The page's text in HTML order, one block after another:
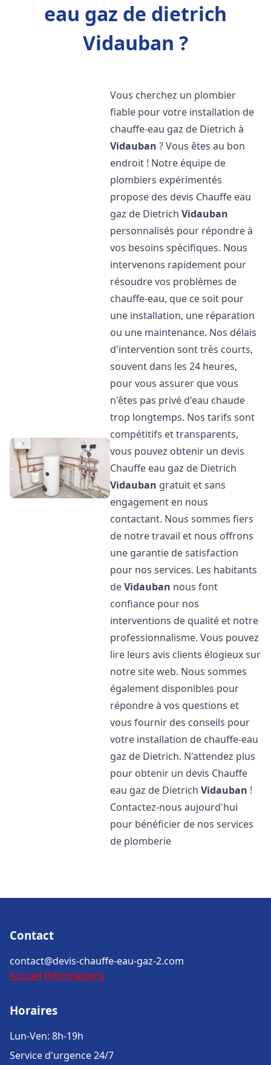
eau gaz de dietrich
Vidauban ?
Vous cherchez un plombier
fiable pour votre installation de
chauffe-eau gaz de Dietrich à
Vidauban ? Vous êtes au bon
endroit ! Notre équipe de
plombiers expérimentés
propose des devis Chauffe eau
gaz de DietrichVidauban
personnalisés pour répondre à
vos besoins spécifiques. Nous
intervenons rapidement pour
résoudre vos problèmes de
chauffe-eau, que ce soit pour
une installation, une réparation
ou une maintenance. Nos délais
d'intervention sont très courts,
souvent dans les 24 heures,
pour vous assurer que vous
n'êtes pas privé d'eau chaude
trop longtemps. Nos tarifs sont
compétitifs et transparents,
vous pouvez obtenir un devis
Chauffe eau gaz de Dietrich
Vidauban gratuit et sans
engagement en nous
contactant. Nous sommes fiers
de notre travail et nous offrons
une garantie de satisfaction
pour nos services. Les habitants
deVidauban nous font
confiance pour nos
interventions de qualité et notre
professionnalisme. Vous pouvez
lire leurs avis clients élogieux sur
notre site web. Nous sommes
également disponibles pour
répondre à vos questions et
vous fournir des conseils pour
votre installation de chauffe-eau
gaz de Dietrich. N'attendez plus
pour obtenir un devis Chauffe
eau gaz de DietrichVidauban !
Contactez-nous aujourd'hui
pour bénéficier de nos services
de plomberie
Contact
contact@devis-chauffe-eau-gaz-2.com
Accueil Informations
Horaires
Lun-Ven: 8h-19h
Service d'urgence 24/7